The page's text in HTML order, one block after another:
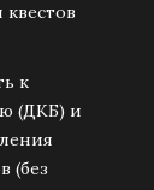
к
(ДКБ) и
(без